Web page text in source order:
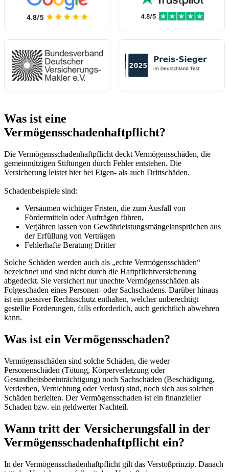
(öffnet in neuem Tab) (öffnet in neuem
(öffnet in neuem Tab)
Was ist eine
Vermögensschadenhaftpflicht?
Die Vermögensschadenhaftpflicht deckt Vermögensschäden, die
gemeinnützigen Stiftungen durch Fehler entstehen. Die
Versicherung leistet hier bei Eigen- als auch Drittschäden.
Schadenbeispiele sind:
Versäumen wichtiger Fristen, die zum Ausfall von
Fördermitteln oder Aufträgen führen,
Verjähren lassen von Gewährleistungsmängelansprüchen aus
der Erfüllung von Verträgen
Fehlerhafte Beratung Dritter
Solche Schäden werden auch als „echte Vermögensschäden“
bezeichnet und sind nicht durch die Haftpflichtversicherung
abgedeckt. Sie versichert nur unechte Vermögensschäden als
Folgeschaden eines Personen- oder Sachschadens. Darüber hinaus
ist ein passiver Rechtsschutz enthalten, welcher unberechtigt
gestellte Forderungen, falls erforderlich, auch gerichtlich abwehren
kann.
Was ist ein Vermögensschaden?
Vermögensschäden sind solche Schäden, die weder
Personenschäden (Tötung, Körperverletzung oder
Gesundheitsbeeinträchtigung) noch Sachschäden (Beschädigung,
Verderben, Vernichtung oder Verlust) sind, noch sich aus solchen
Schäden herleiten. Der Vermögensschaden ist ein finanzieller
Schaden bzw. ein geldwerter Nachteil.
Wann tritt der Versicherungsfall in der
Vermögensschadenhaftpflicht ein?
In der Vermögensschadenhaftpflicht gilt das Verstoßprinzip. Danach